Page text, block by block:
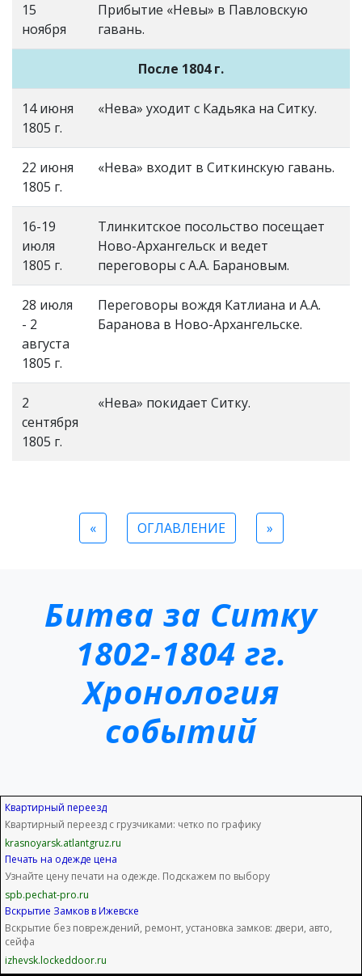
15
ноября
Прибытие «Невы» в Павловскую
гавань.
После 1804 г.
14 июня
1805 г.
«Нева» уходит с Кадьяка на Ситку.
22 июня
1805 г.
«Нева» входит в Ситкинскую гавань.
16-19
июля
1805 г.
Тлинкитское посольство посещает
Ново-Архангельск и ведет
переговоры с А.А. Барановым.
28 июля
- 2
августа
1805 г.
Переговоры вождя Катлиана и А.А.
Баранова в Ново-Архангельске.
2
сентября
1805 г.
«Нева» покидает Ситку.
« ОГЛАВЛЕНИЕ »
Битва за Ситку
1802-1804 гг.
Хронология
событий
Квартирный переезд
Квартирный переезд с грузчиками: четко по графику
krasnoyarsk.atlantgruz.ru
Печать на одежде цена
Узнайте цену печати на одежде. Подскажем по выбору
spb.pechat-pro.ru
Вскрытие Замков в Ижевске
Вскрытие без повреждений, ремонт, установка замков: двери, авто,
сейфа
izhevsk.lockeddoor.ru